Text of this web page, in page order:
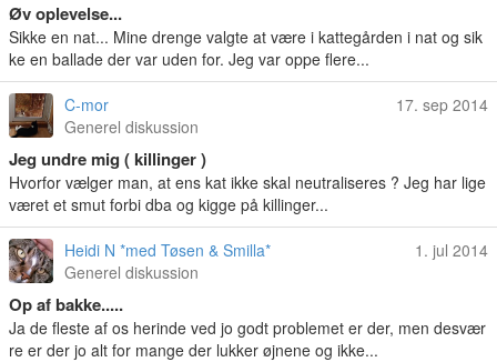
Øv oplevelse...
Sikke en nat... Mine drenge valgte at være i kattegården i nat og sik
ke en ballade der var uden for. Jeg var oppe flere...
C-mor
Generel diskussion
17. sep 2014
Jeg undre mig ( killinger )
Hvorfor vælger man, at ens kat ikke skal neutraliseres ? Jeg har lige
været et smut forbi dba og kigge på killinger...
Heidi N *med Tøsen & Smilla*
Generel diskussion
1. jul 2014
Op af bakke.....
Ja de fleste af os herinde ved jo godt problemet er der, men desvær
re er der jo alt for mange der lukker øjnene og ikke...